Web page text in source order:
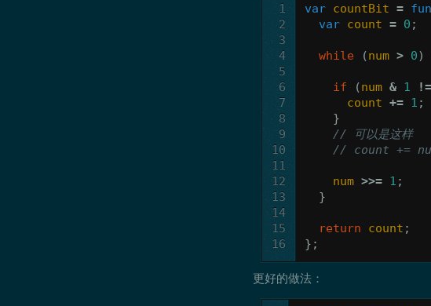
1
2
3
4
5
6
7
8
9
10
11
12
13
14
15
16
var countBit =
var count = 0 ;
while (num > 0)
if (num & 1
count += 1 ;
}
// 可以是这样
// count +=
num >>= 1 ;
}
return count ;
};
更好的做法：